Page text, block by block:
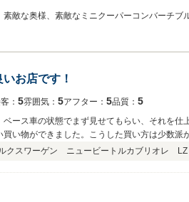
敵な奥様、素敵なミニクーパーコンバーチ
お店です！
： 5雰囲気： 5アフター： 5品質： 5
ース車の状態でまず見せてもらい、それを
い物ができました。こうした買い方は少数
る屋根の色や、各部の修理方法
わがままを言ってしまったのにカーセンサーに
確認時も納車時にも問題なかったのでお店の
クスワーゲン ニュービートルカブリオレ LZ